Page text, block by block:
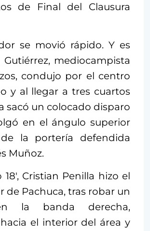
de Final del Clausura
se movió rápido. Y es
Gutiérrez, mediocampista
condujo por el centro
y al llegar a tres cuartos
sacó un colocado disparo
en el ángulo superior
la portería defendida
Muñoz.
Cristian Penilla hizo el
de Pachuca, tras robar un
la banda derecha,
el interior del área y